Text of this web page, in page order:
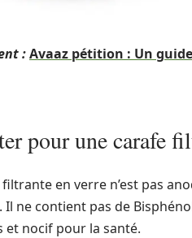
:Avaaz pétition : Un
pour une carafe
en verre n’est pas
Il ne contient pas de
et nocif pour la santé.